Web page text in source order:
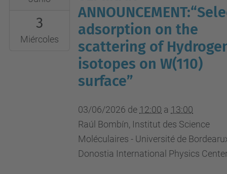
03T12:00:00+02:00
2026-
03T13:00:00+02:00
3
Miércoles
adsorption on the
scattering of
isotopes on W(110)
surface”
03/06/2026 de 12:00 a 13:00
Raúl Bombín, Institut des Science
Moléculaires - Université de
Donostia International Physics